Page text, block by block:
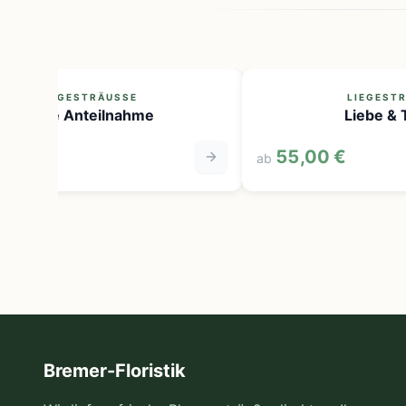
LIEGESTRÄUSSE
Leise Anteilnahme Liebe &
ab 55,00 €
Bremer-Floristik